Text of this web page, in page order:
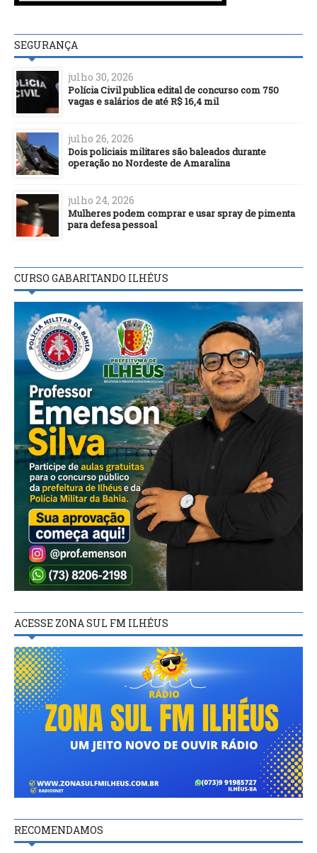
SEGURANÇA
julho 30, 2026
Polícia Civil publica edital de concurso com 750
vagas e salários de até R$ 16,4 mil
julho 26, 2026
Dois policiais militares são baleados durante
operação no Nordeste de Amaralina
julho 24, 2026
Mulheres podem comprar e usar spray de pimenta
para defesa pessoal
CURSO GABARITANDO ILHÉUS
ACESSE ZONA SUL FM ILHÉUS
RECOMENDAMOS